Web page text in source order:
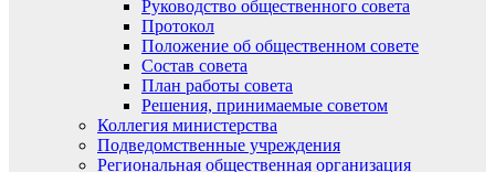
Руководство общественного совета
Протокол
Положение об общественном совете
Состав совета
План работы совета
Решения, принимаемые советом
Коллегия министерства
Подведомственные учреждения
Региональная общественная организация